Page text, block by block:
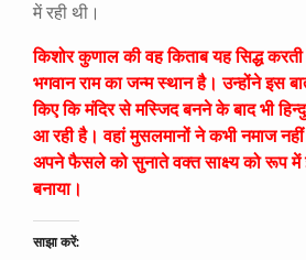
में रही थी।
किशोर कुणाल की वह किताब यह सिद्ध
भगवान राम का जन्म स्थान है। उन्होंने इस
किए कि मंदिर से मस्जिद बनने के बाद भी
आ रही है। वहां मुसलमानों ने कभी नमाज नहीं
अपने फैसले को सुनाते वक्त साक्ष्य को रूप में
बनाया।
साझा करें: